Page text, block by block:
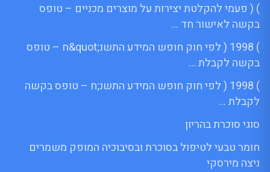
) ( פעמי להקלטת יצירות על מוצרים מכניים – טופס
בקשה לאישור חד …
) 1998 ( לפי חוק חופש המידע התשנ;quot&ח – טופס
בקשה לקבלת …
) 1998 ( לפי חוק חופש המידע התשנ;ח – טופס בקשה
לקבלת …
סוגי סוכרת בהריון
חומר טבעי לטיפול בסוכרת ובסיבוכיה המופק משמרים
ניצה מירסקי